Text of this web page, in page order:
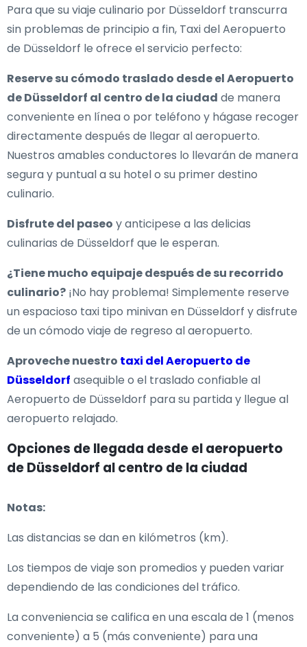
Para que su viaje culinario por Düsseldorf transcurra
sin problemas de principio a fin, Taxi del Aeropuerto
de Düsseldorf le ofrece el servicio perfecto:
Reserve su cómodo traslado desde el Aeropuerto
de Düsseldorf al centro de la ciudad de manera
conveniente en línea o por teléfono y hágase recoger
directamente después de llegar al aeropuerto.
Nuestros amables conductores lo llevarán de manera
segura y puntual a su hotel o su primer destino
culinario.
Disfrute del paseo y anticipese a las delicias
culinarias de Düsseldorf que le esperan.
¿Tiene mucho equipaje después de su recorrido
culinario? ¡No hay problema! Simplemente reserve
un espacioso taxi tipo minivan en Düsseldorf y disfrute
de un cómodo viaje de regreso al aeropuerto.
Aproveche nuestro taxi del Aeropuerto de
Düsseldorf asequible o el traslado confiable al
Aeropuerto de Düsseldorf para su partida y llegue al
aeropuerto relajado.
Opciones de llegada desde el aeropuerto
de Düsseldorf al centro de la ciudad
Notas:
Las distancias se dan en kilómetros (km).
Los tiempos de viaje son promedios y pueden variar
dependiendo de las condiciones del tráfico.
La conveniencia se califica en una escala de 1 (menos
conveniente) a 5 (más conveniente) para una